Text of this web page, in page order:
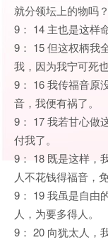
就分领坛上的物吗？
9： 14 主也是这样
9： 15 但这权柄我
我，因为我宁可死
9： 16 我传福音原
音，我便有祸了。
9： 17 我若甘心做
付我了。
9： 18 既是这样，
人不花钱得福音，
9： 19 我虽是自由
人，为要多得人。
9： 20 向犹太人，